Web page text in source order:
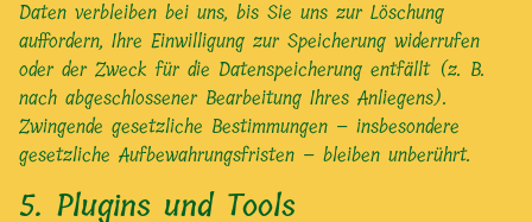
Daten verbleiben bei uns, bis Sie uns zur Löschung
auffordern, Ihre Einwilligung zur Speicherung widerrufen
oder der Zweck für die Datenspeicherung entfällt (z. B.
nach abgeschlossener Bearbeitung Ihres Anliegens).
Zwingende gesetzliche Bestimmungen – insbesondere
gesetzliche Aufbewahrungsfristen – bleiben unberührt.
5. Plugins und Tools